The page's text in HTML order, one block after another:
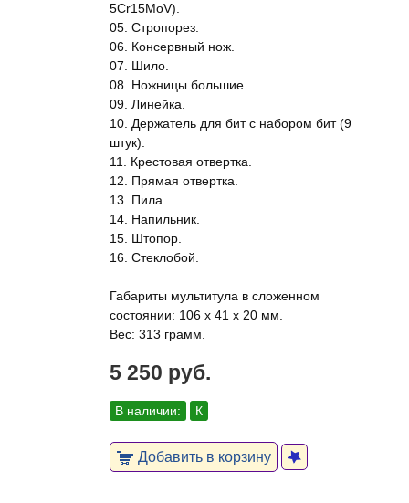
5Cr15MoV).
05. Стропорез.
06. Консервный нож.
07. Шило.
08. Ножницы большие.
09. Линейка.
10. Держатель для бит с набором бит (9
штук).
11. Крестовая отвертка.
12. Прямая отвертка.
13. Пила.
14. Напильник.
15. Штопор.
16. Стеклобой.
Габариты мультитула в сложенном
состоянии: 106 х 41 х 20 мм.
Вес: 313 грамм.
5 250 руб.
В наличии: К
Добавить в корзину